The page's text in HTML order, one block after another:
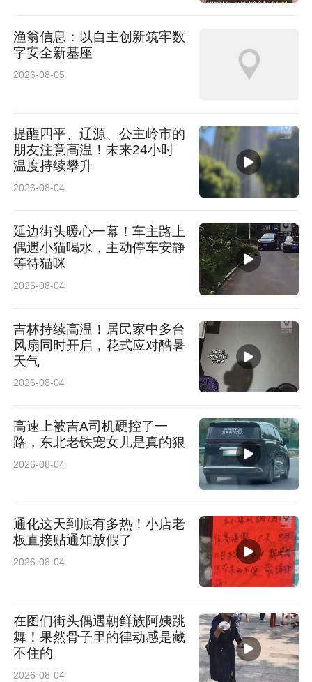
志愿者代表讲话——8:15-8:20
活动正式开始——8:38
按线路体验打卡——各点位开放时间以“赛事通关
完赛点领取奖牌——惊喜完赛点将在开幕式结束
答题系统上线，选手作答——18:00-23:00
公布各线路前三名队伍——7月12日
二、活动玩法
本届赛事对点位质量进行了大幅升级，对规则和
渔翁信息：以自主创新筑牢数
字安全新基座
2026-08-05
提醒四平、辽源、公主岭市的
朋友注意高温！未来24小时
温度持续攀升
2026-08-04
延边街头暖心一幕！车主路上
偶遇小猫喝水，主动停车安静
等待猫咪
2026-08-04
吉林持续高温！居民家中多台
风扇同时开启，花式应对酷暑
天气
2026-08-04
高速上被吉A司机硬控了一
路，东北老铁宠女儿是真的狠
2026-08-04
通化这天到底有多热！小店老
板直接贴通知放假了
2026-08-04
在图们街头偶遇朝鲜族阿姨跳
舞！果然骨子里的律动感是藏
不住的
2026-08-04